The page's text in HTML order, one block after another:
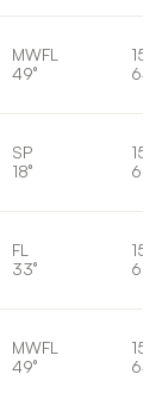
MWFL
49°
SP
18°
FL
33°
MWFL
49°